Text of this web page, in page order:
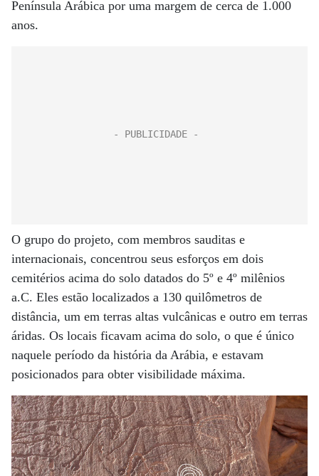
Península Arábica por uma margem de cerca de 1.000
anos.
O grupo do projeto, com membros sauditas e
internacionais, concentrou seus esforços em dois
cemitérios acima do solo datados do 5º e 4º milênios
a.C. Eles estão localizados a 130 quilômetros de
distância, um em terras altas vulcânicas e outro em terras
áridas. Os locais ficavam acima do solo, o que é único
naquele período da história da Arábia, e estavam
posicionados para obter visibilidade máxima.